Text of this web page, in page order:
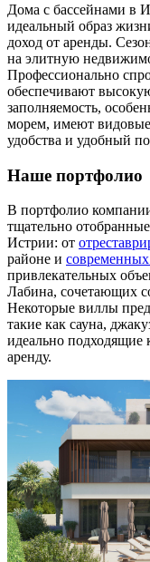
Дома с бассейнами в
идеальный образ
доход от аренды.
на элитную
Профессионально
обеспечивают
заполняемость,
морем, имеют
удобства и удобный
Наше портфолио
В портфолио
тщательно
Истрии: от
районе и
привлекательных
Лабина, сочетающих
Некоторые виллы
такие как сауна,
идеально подходящие
аренду.